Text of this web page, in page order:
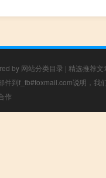
by 网站分类目录 | 精选推荐文
到f_fb#foxmail.com说明，我
作